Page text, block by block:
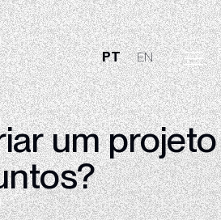
PT EN
Somos
Clientes
Serviços
umprojeto